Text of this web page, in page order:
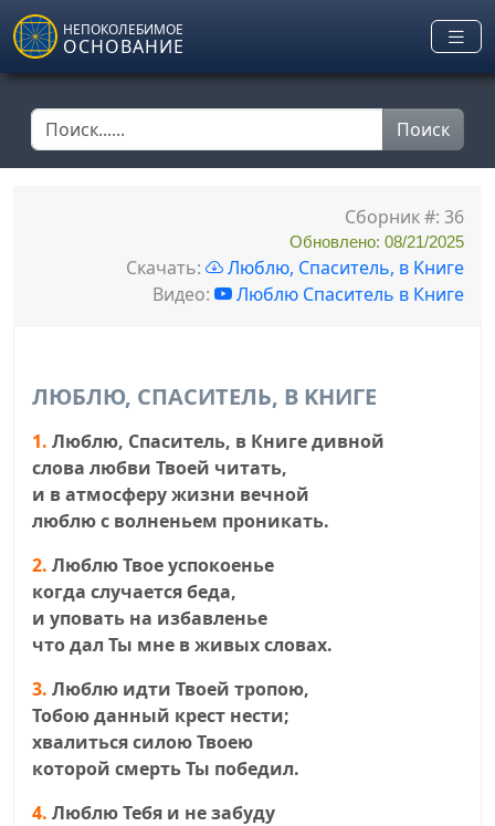
Skip to main content
НЕПОКОЛЕБИМОЕ
ОСНОВАНИЕ
Поиск
Сборник #: 36
Обновлено: 08/21/2025
Скачать:
Люблю, Спаситель, в Kниге
Видео:
Люблю Спаситель в Книге
ЛЮБЛЮ, СПАСИТЕЛЬ, В KНИГЕ
1. Люблю, Спаситель, в Книге дивной
слова любви Твоей читать,
и в атмосферу жизни вечной
люблю с волненьем проникать.
2. Люблю Твое успокоенье
когда случается беда,
и уповать на избавленье
что дал Ты мне в живых словах.
3. Люблю идти Твоей тропою,
Тобою данный крест нести;
хвалиться силою Твоею
которой смерть Ты победил.
4. Люблю Тебя и не забуду